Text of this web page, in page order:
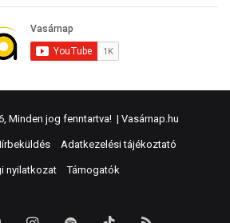
Minden jog fenntartva! | Vasárnap.hu
Adatkezelési tájékoztató
nyilatkozat Támogatók